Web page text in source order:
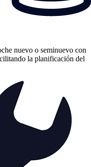
nuevo o seminuevo con
la planificación del